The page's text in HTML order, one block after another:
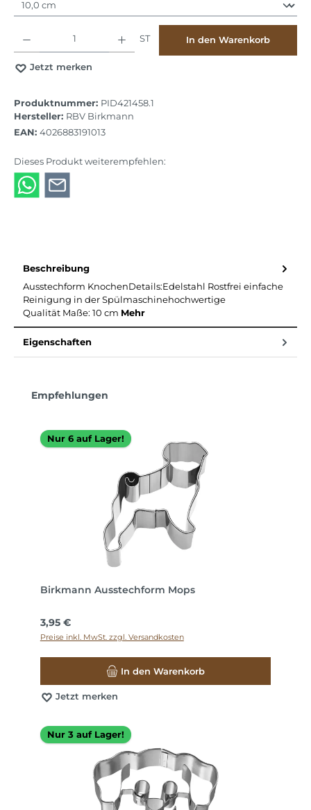
ST In den Warenkorb
Jetzt merken
Produktnummer: PID421458.1
Hersteller: RBV Birkmann
EAN: 4026883191013
Dieses Produkt weiterempfehlen:
Beschreibung
Ausstechform KnochenDetails:Edelstahl Rostfrei einfache
Reinigung in der Spülmaschinehochwertige
Qualität Maße: 10 cm Mehr
Eigenschaften
Produktgalerie überspringen
Empfehlungen
Nur 6 auf Lager!
Birkmann Ausstechform Mops
Regulärer Preis:
3,95 €
Preise inkl. MwSt. zzgl. Versandkosten
In den Warenkorb
Jetzt merken
Nur 3 auf Lager!